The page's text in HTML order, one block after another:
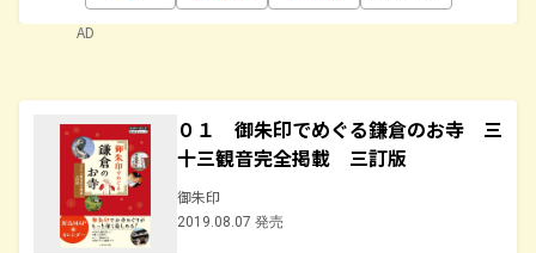
AD
０１ 御朱印でめぐる鎌倉のお寺 三
十三観音完全掲載 三訂版
御朱印
2019.08.07 発売